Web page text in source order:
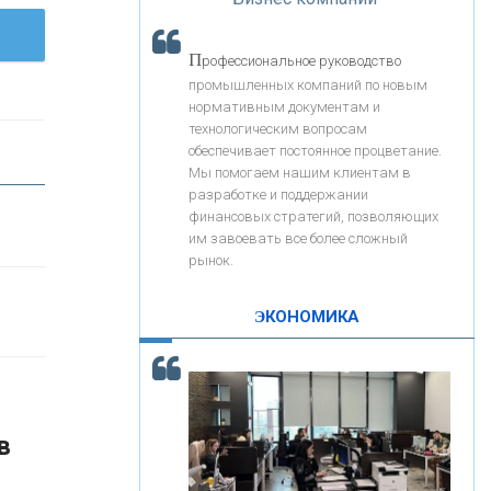
«РОСЕВРОБАНК»
«ПРЕСС-СЛУЖБА ВТБ24»
«АВТОГРАДБАНК»
КОНТАКТЫ
«Интервью»
Скорость - один из главных трендов в
кредитовании бизнеса - «Интервью»
Профессиональное руководство
промышленных компаний по новым
нормативным документам и
технологическим вопросам
обеспечивает постоянное процветание.
Мы помогаем нашим клиентам в
разработке и поддержании
финансовых стратегий, позволяющих
им завоевать все более сложный
рынок.
ЭКОНОМИКА